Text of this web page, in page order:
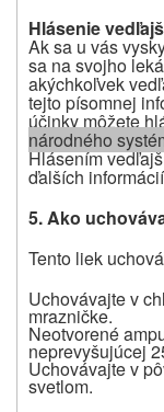
Hlásenie
Ak sa u vás
sa na svojho
akýchkoľvek
tejto písomnej
účinky môžete
národného
Hlásením
ďalších
5.Ako
Tento liek
Uchovávajte v
mrazničke.
Neotvorené
neprevyšujúcej
Uchovávajte v
svetlom.